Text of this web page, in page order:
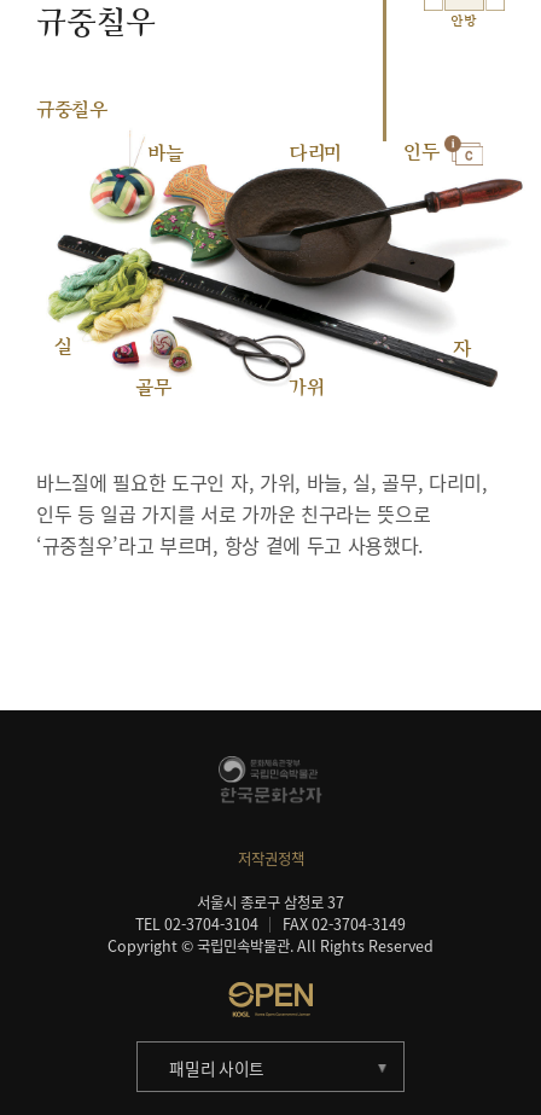
규중칠우
안방
규중칠우
바늘
다리미 인두
실
골무
가위
자
바느질에 필요한 도구인 자, 가위, 바늘, 실, 골무, 다리미,
인두 등 일곱 가지를 서로 가까운 친구라는 뜻으로
‘규중칠우’라고 부르며, 항상 곁에 두고 사용했다.
저작권정책
서울시 종로구 삼청로 37
TEL 02-3704-3104
FAX 02-3704-3149
Copyright © 국립민속박물관. All Rights Reserved
패밀리 사이트